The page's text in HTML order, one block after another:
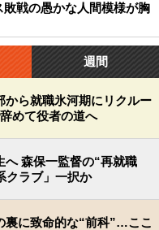
敗戦の愚かな人間模様が胸
週間
から就職氷河期にリクルー
めて役者の道へ
へ 森保一監督の“再就職
クラブ」一択か
裏に致命的な“前科”…ここ